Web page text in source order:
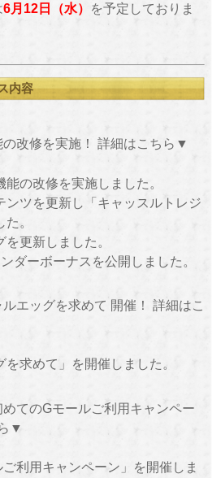
6月12日（水）
を予定しておりま
内容
の改修を実施！ 詳細はこちら▼
の改修を実施しました。
ンツを更新し「キャッスルトレジ
。
更新しました。
ダーボーナスを公開しました。
ルエッグを求めて 開催！ 詳細はこ
を求めて」を開催しました。
めてのGモールご利用キャンペー
▼
ご利用キャンペーン」を開催しま